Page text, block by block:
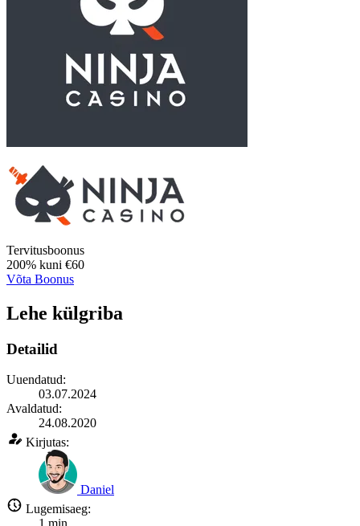
Tervitusboonus
200% kuni €60
Võta Boonus
Lehe külgriba
Detailid
Uuendatud:
03.07.2024
Avaldatud:
24.08.2020
Kirjutas:
Daniel
Lugemisaeg: